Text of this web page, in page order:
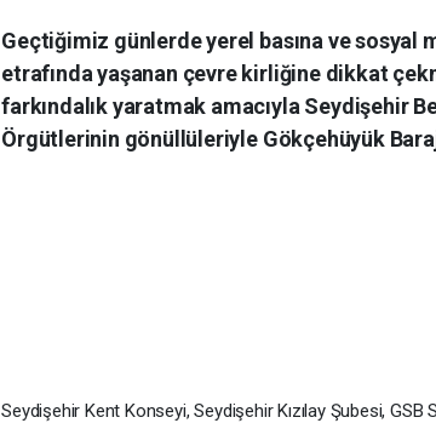
Geçtiğimiz günlerde yerel basına ve sosyal
etrafında yaşanan çevre kirliğine dikkat
farkındalık yaratmak amacıyla Seydişehir
Örgütlerinin gönüllüleriyle Gökçehüyük
Seydişehir Kent Konseyi, Seydişehir Kızılay Şubesi,